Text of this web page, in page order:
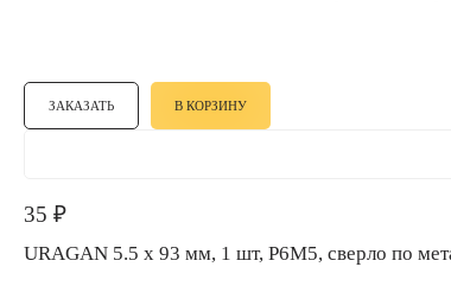
ЗАКАЗАТЬ В КОРЗИНУ
35 ₽
URAGAN 5.5 х 93 мм, 1 шт, Р6М5, сверло